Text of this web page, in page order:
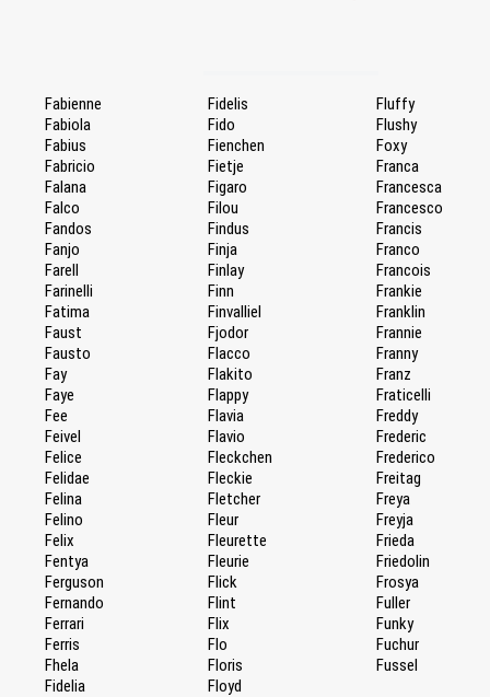
Fabienne
Fabiola
Fabius
Fabricio
Falana
Falco
Fandos
Fanjo
Farell
Farinelli
Fatima
Faust
Fausto
Fay
Faye
Fee
Feivel
Felice
Felidae
Felina
Felino
Felix
Fentya
Ferguson
Fernando
Ferrari
Ferris
Fhela
Fidelia
Fidelis
Fido
Fienchen
Fietje
Figaro
Filou
Findus
Finja
Finlay
Finn
Finvalliel
Fjodor
Flacco
Flakito
Flappy
Flavia
Flavio
Fleckchen
Fleckie
Fletcher
Fleur
Fleurette
Fleurie
Flick
Flint
Flix
Flo
Floris
Floyd
Fluffy
Flushy
Foxy
Franca
Francesca
Francesco
Francis
Franco
Francois
Frankie
Franklin
Frannie
Franny
Franz
Fraticelli
Freddy
Frederic
Frederico
Freitag
Freya
Freyja
Frieda
Friedolin
Frosya
Fuller
Funky
Fuchur
Fussel